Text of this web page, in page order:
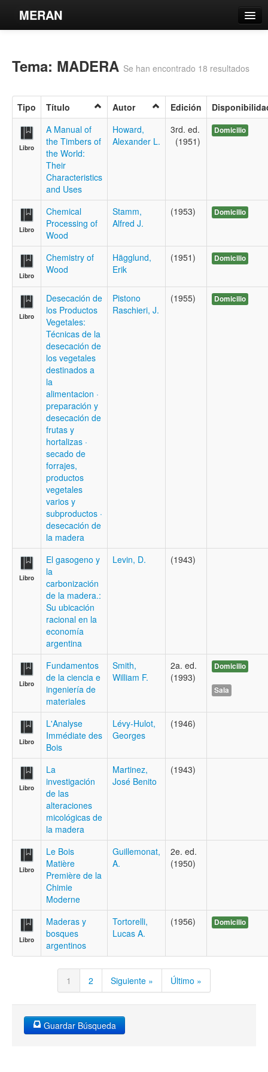
MERAN
Búsqueda Avanzada
Contacto
Iniciar sesión
Tema: MADERA Se han encontrado 18 resultados
Tipo Título Autor Edición
Libro
A Manual of
the Timbers of
the World:
Their
Characteristics
and Uses
Howard,
Alexander L.
3rd. ed.
(1951)
Domicilio
Libro
Chemical
Processing of
Wood
Stamm,
Alfred J.
(1953) Domicilio
Libro
Chemistry of
Wood
Hägglund,
Erik
(1951) Domicilio
Libro
Desecación de
los Productos
Vegetales:
Técnicas de la
desecación de
los vegetales
destinados a
la
alimentacion ·
preparación y
desecación de
frutas y
hortalizas ·
secado de
forrajes,
productos
vegetales
varios y
subproductos ·
desecación de
la madera
Pistono
Raschieri, J.
(1955) Domicilio
Libro
El gasogeno y
la
carbonización
de la madera.:
Su ubicación
racional en la
economía
argentina
Levin, D. (1943)
Libro
Fundamentos
de la ciencia e
ingeniería de
materiales
Smith,
William F.
2a. ed.
(1993)
Domicilio
Sala
Libro
L'Analyse
Immédiate des
Bois
Lévy-Hulot,
Georges
(1946)
Libro
La
investigación
de las
alteraciones
micológicas de
la madera
Martinez,
José Benito
(1943)
Libro
Le Bois
Matière
Première de la
Chimie
Moderne
Guillemonat,
A.
2e. ed.
(1950)
Libro
Maderas y
bosques
argentinos
Tortorelli,
Lucas A.
(1956) Domicilio
1 2 Siguiente » Último »
Guardar Búsqueda